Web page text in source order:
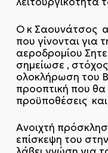
Ο κ Σαουνάτσος
που γίνονται για
αεροδρομίου
σημείωσε ,
ολοκλήρωση του
προοπτική που θα
προϋποθέσεις
Ανοιχτή
επίσκεψη του